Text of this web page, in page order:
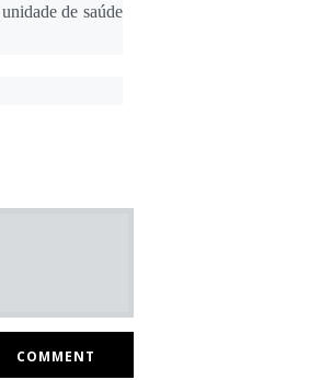
de saúde
COMMENT